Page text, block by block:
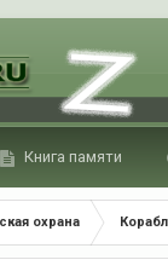
Книга памяти
охрана